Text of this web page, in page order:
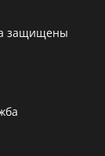
защищены